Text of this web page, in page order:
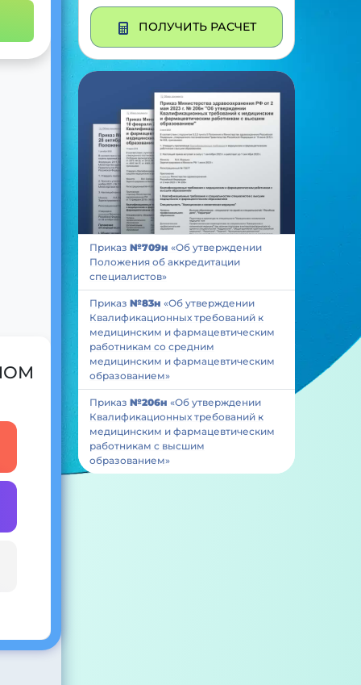
ПОЛУЧИТЬ РАСЧЕТ
Приказ №709н «Об утверждении
Положения об аккредитации
специалистов»
Приказ №83н «Об утверждении
Квалификационных требований к
медицинским и фармацевтическим
работникам со средним
медицинским и фармацевтическим
образованием»
Приказ №206н «Об утверждении
Квалификационных требований к
медицинским и фармацевтическим
работникам с высшим
образованием»